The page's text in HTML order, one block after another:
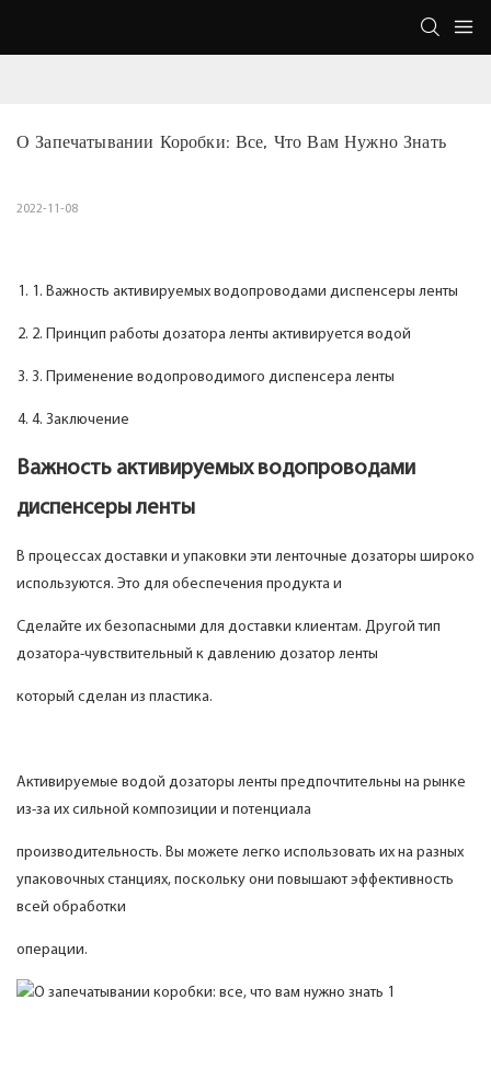
О Запечатывании Коробки: Все, Что Вам Нужно Знать
2022-11-08
1. Важность активируемых водопроводами диспенсеры ленты
2. Принцип работы дозатора ленты активируется водой
3. Применение водопроводимого диспенсера ленты
4. Заключение
Важность активируемых водопроводами
диспенсеры ленты
В процессах доставки и упаковки эти ленточные дозаторы широко
используются. Это для обеспечения продукта и
Сделайте их безопасными для доставки клиентам. Другой тип
дозатора-чувствительный к давлению дозатор ленты
который сделан из пластика.
Активируемые водой дозаторы ленты предпочтительны на рынке
из-за их сильной композиции и потенциала
производительность. Вы можете легко использовать их на разных
упаковочных станциях, поскольку они повышают эффективность
всей обработки
операции.